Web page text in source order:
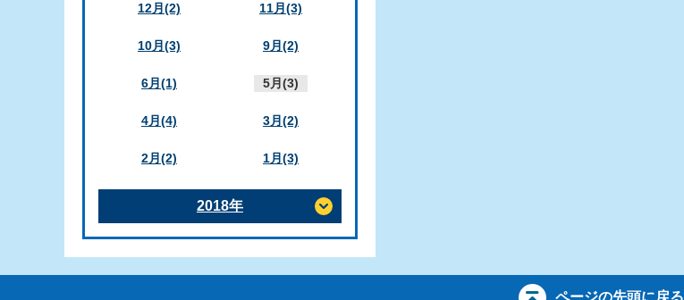
12月(2) 11月(3)
10月(3) 9月(2)
6月(1) 5月(3)
4月(4) 3月(2)
2月(2) 1月(3)
2018年
ページの先頭に戻る